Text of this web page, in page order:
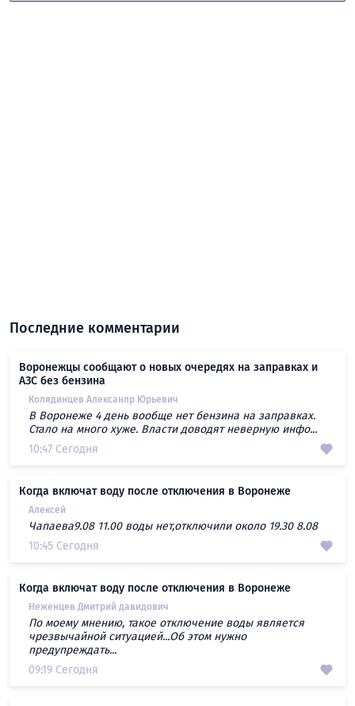
Последние комментарии
Воронежцы сообщают о новых очередях на заправках и
АЗС без бензина
Колядинцев Алексанлр Юрьевич
В Воронеже 4 день вообще нет бензина на заправках.
Стало на много хуже. Власти доводят неверную инфо...
10:47 Сегодня
Когда включат воду после отключения в Воронеже
Алексей
Чапаева9.08 11.00 воды нет,отключили около 19.30 8.08
10:45 Сегодня
Когда включат воду после отключения в Воронеже
Неженцев Дмитрий давидович
По моему мнению, такое отключение воды является
чрезвычайной ситуацией...Об этом нужно
предупреждать...
09:19 Сегодня